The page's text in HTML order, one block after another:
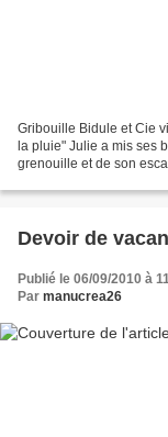
Gribouille Bidule et Cie
la pluie" Julie a mis ses
grenouille et de son
Devoir de
Publié le 06/09/2010 à
Par manucrea26